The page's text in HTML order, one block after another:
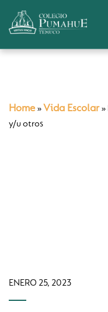
Home » Vida Escolar»
y/u otros
ENERO 25, 2023